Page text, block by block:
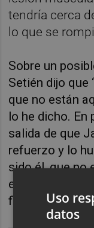
tendría cerca
lo que se
Sobre un
Setién dijo que
que no están
lo he dicho.
salida de que
refuerzo y lo
sido él, que no
espero que
finalizó.Uso
datos